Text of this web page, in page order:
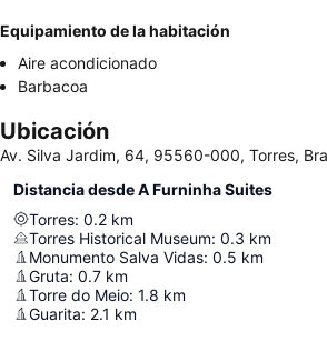
Equipamiento de la habitación
Aire acondicionado
Barbacoa
Ubicación
Av. Silva Jardim, 64, 95560-000, Torres,
Distancia desde A Furninha Suites
Torres: 0.2 km
Torres Historical Museum: 0.3 km
Monumento Salva Vidas: 0.5 km
Gruta: 0.7 km
Torre do Meio: 1.8 km
Guarita: 2.1 km